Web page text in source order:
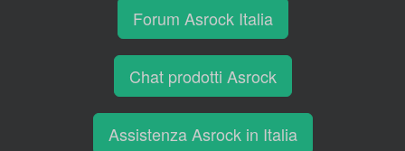
Forum Asrock Italia
Chat prodotti Asrock
Assistenza Asrock in Italia